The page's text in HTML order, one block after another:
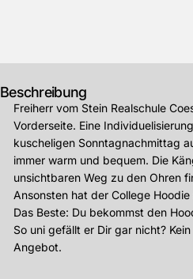
Beschreibung
Freiherr vom Stein Realschule
Vorderseite. Eine
kuscheligen Sonntagnachmittag
immer warm und bequem. Die
unsichtbaren Weg zu den Ohren
Ansonsten hat der College
Das Beste: Du bekommst den
So uni gefällt er Dir gar nicht?
Angebot.